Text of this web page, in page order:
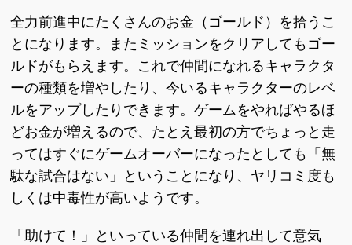
全力前進中にたくさんのお金（ゴールド）を拾うこ
とになります。またミッションをクリアしてもゴー
ルドがもらえます。これで仲間になれるキャラクタ
ーの種類を増やしたり、今いるキャラクターのレベ
ルをアップしたりできます。ゲームをやればやるほ
どお金が増えるので、たとえ最初の方でちょっと走
ってはすぐにゲームオーバーになったとしても「無
駄な試合はない」ということになり、ヤリコミ度も
しくは中毒性が高いようです。
「助けて！」といっている仲間を連れ出して意気